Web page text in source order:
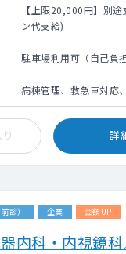
【上限20,000円】別
ン代支給)
駐車場利用可（自己負
病棟管理、救急車対応
詳
診） 企業 金額UP
内科・内視鏡